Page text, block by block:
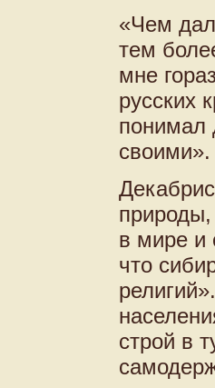
«Чем
тем
мне
русских
понимал
своими».
в мире и
что
строй в